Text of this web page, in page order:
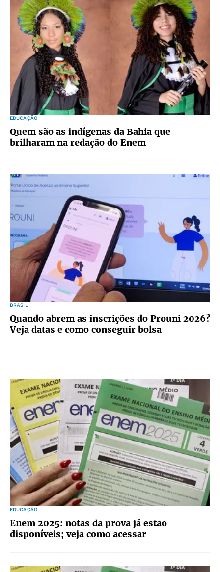
EDUCAÇÃO
Quem são as indígenas da Bahia que
brilharam na redação do Enem
BRASIL
Quando abrem as inscrições do Prouni 2026?
Veja datas e como conseguir bolsa
EDUCAÇÃO
Enem 2025: notas da prova já estão
disponíveis; veja como acessar